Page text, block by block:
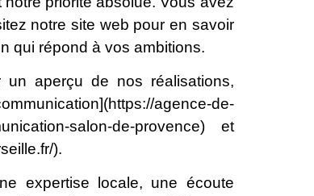
notre site web pour en savoir
qui répond à vos ambitions.
aperçu de nos réalisations,
agence-de-
salon-de-provence) et
).
expertise locale, une écoute